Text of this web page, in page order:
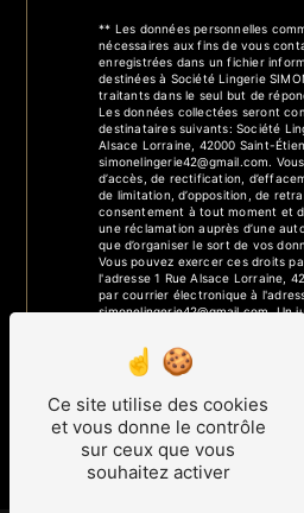
** Les données personnelles
nécessaires aux fins de vous
enregistrées dans un fichier
destinées à Société Lingerie
traitants dans le seul but de
Les données collectées seront
destinataires suivants: Société
Alsace Lorraine, 42000 Saint-
simonelingerie42@gmail.com.
d’accès, de rectification,
de limitation, d’opposition, de
consentement à tout moment et
une réclamation auprès d’une
que d’organiser le sort de vos
Vous pouvez exercer ces droits
l'adresse 1 Rue Alsace Lorraine,
par courrier électronique à
simonelingerie42@gmail.com. Un
pourra vous être demandé. Nous
données pendant la période de
pendant la durée de prescription
probatoires et de gestion des
droit de vous inscrire sur la liste
démarchage téléphonique,
Bloctel.gouv.fr. Consultez le site
d’informations sur vos droits.
Ce site utilise des cookies
et vous donne le contrôle
sur ceux que vous
souhaitez activer